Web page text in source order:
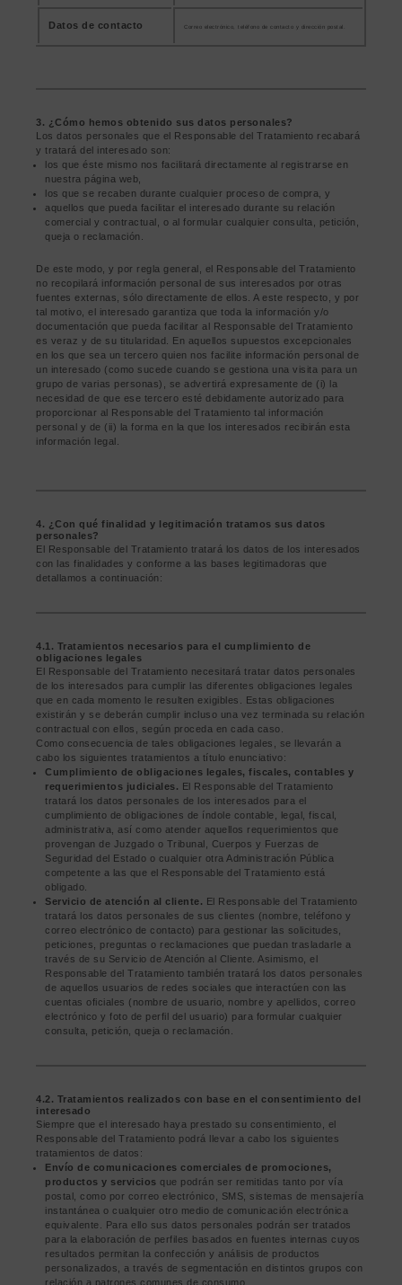
Datos de contacto Correo electrónico, teléfono de contacto y dirección postal.
3. ¿Cómo hemos obtenido sus datos personales?
Los datos personales que el Responsable del Tratamiento recabará
y tratará del interesado son:
los que éste mismo nos facilitará directamente al registrarse en
nuestra página web,
los que se recaben durante cualquier proceso de compra, y
aquellos que pueda facilitar el interesado durante su relación
comercial y contractual, o al formular cualquier consulta, petición,
queja o reclamación.
De este modo, y por regla general, el Responsable del Tratamiento
no recopilará información personal de sus interesados por otras
fuentes externas, sólo directamente de ellos. A este respecto, y por
tal motivo, el interesado garantiza que toda la información y/o
documentación que pueda facilitar al Responsable del Tratamiento
es veraz y de su titularidad. En aquellos supuestos excepcionales
en los que sea un tercero quien nos facilite información personal de
un interesado (como sucede cuando se gestiona una visita para un
grupo de varias personas), se advertirá expresamente de (i) la
necesidad de que ese tercero esté debidamente autorizado para
proporcionar al Responsable del Tratamiento tal información
personal y de (ii) la forma en la que los interesados recibirán esta
información legal.
4. ¿Con qué finalidad y legitimación tratamos sus datos
personales?
El Responsable del Tratamiento tratará los datos de los interesados
con las finalidades y conforme a las bases legitimadoras que
detallamos a continuación:
4.1. Tratamientos necesarios para el cumplimiento de
obligaciones legales
El Responsable del Tratamiento necesitará tratar datos personales
de los interesados para cumplir las diferentes obligaciones legales
que en cada momento le resulten exigibles. Estas obligaciones
existirán y se deberán cumplir incluso una vez terminada su relación
contractual con ellos, según proceda en cada caso.
Como consecuencia de tales obligaciones legales, se llevarán a
cabo los siguientes tratamientos a título enunciativo:
Cumplimiento de obligaciones legales, fiscales, contables y
requerimientos judiciales. El Responsable del Tratamiento
tratará los datos personales de los interesados para el
cumplimiento de obligaciones de índole contable, legal, fiscal,
administrativa, así como atender aquellos requerimientos que
provengan de Juzgado o Tribunal, Cuerpos y Fuerzas de
Seguridad del Estado o cualquier otra Administración Pública
competente a las que el Responsable del Tratamiento está
obligado.
Servicio de atención al cliente. El Responsable del Tratamiento
tratará los datos personales de sus clientes (nombre, teléfono y
correo electrónico de contacto) para gestionar las solicitudes,
peticiones, preguntas o reclamaciones que puedan trasladarle a
través de su Servicio de Atención al Cliente. Asimismo, el
Responsable del Tratamiento también tratará los datos personales
de aquellos usuarios de redes sociales que interactúen con las
cuentas oficiales (nombre de usuario, nombre y apellidos, correo
electrónico y foto de perfil del usuario) para formular cualquier
consulta, petición, queja o reclamación.
4.2. Tratamientos realizados con base en el consentimiento del
interesado
Siempre que el interesado haya prestado su consentimiento, el
Responsable del Tratamiento podrá llevar a cabo los siguientes
tratamientos de datos:
Envío de comunicaciones comerciales de promociones,
productos y servicios que podrán ser remitidas tanto por vía
postal, como por correo electrónico, SMS, sistemas de mensajería
instantánea o cualquier otro medio de comunicación electrónica
equivalente. Para ello sus datos personales podrán ser tratados
para la elaboración de perfiles basados en fuentes internas cuyos
resultados permitan la confección y análisis de productos
personalizados, a través de segmentación en distintos grupos con
relación a patrones comunes de consumo.